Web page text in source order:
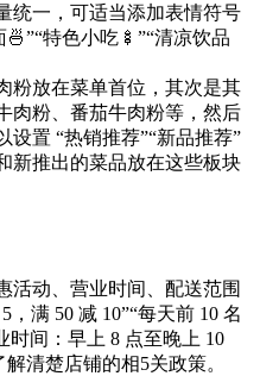
统一，可适当添加表情符号
特色小吃🍢”“清凉饮品
粉放在菜单首位，其次是其
肉粉、番茄牛肉粉等，然后
设置 “热销推荐”“新品推荐”
新推出的菜品放在这些板块
活动、营业时间、配送范围
满 50 减 10”“每天前 10 名
时间：早上 8 点至晚上 10
清楚店铺的相5关政策。